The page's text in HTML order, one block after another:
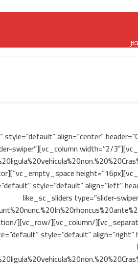
size=”default” style=”default”
width=”2/3″][like_sc_sliders type=”slider-swiper”
type=”h2″ size=”default”
icon_type=”hidden” id=”” class=””][vc_empty_space height=”16px”][/vc_column][/vc_row][vc_row][vc_column][like_sc_sliders type=”slider-